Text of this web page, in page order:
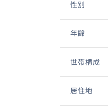
性別
年齢
世帯構成
居住地